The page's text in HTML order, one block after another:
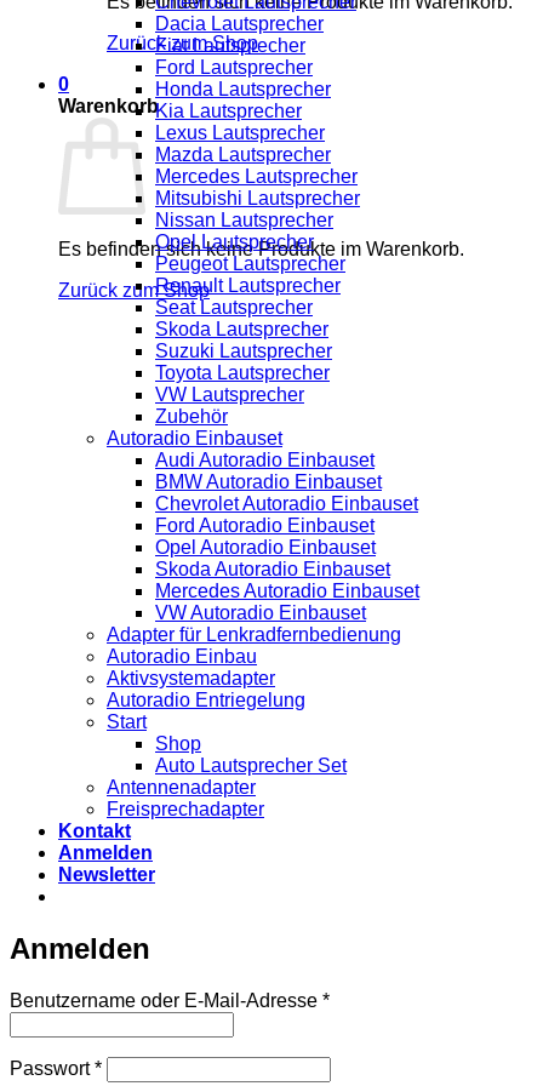
Zurück zum Shop
0
Warenkorb
Es befinden sich keine Produkte im Warenkorb.
Zurück zum Shop
Dacia Lautsprecher
Fiat Lautsprecher
Ford Lautsprecher
Honda Lautsprecher
Kia Lautsprecher
Lexus Lautsprecher
Mazda Lautsprecher
Mercedes Lautsprecher
Mitsubishi Lautsprecher
Nissan Lautsprecher
Opel Lautsprecher
Peugeot Lautsprecher
Renault Lautsprecher
Seat Lautsprecher
Skoda Lautsprecher
Suzuki Lautsprecher
Toyota Lautsprecher
VW Lautsprecher
Zubehör
Autoradio Einbauset
Audi Autoradio Einbauset
BMW Autoradio Einbauset
Chevrolet Autoradio Einbauset
Ford Autoradio Einbauset
Opel Autoradio Einbauset
Skoda Autoradio Einbauset
Mercedes Autoradio Einbauset
VW Autoradio Einbauset
Adapter für Lenkradfernbedienung
Autoradio Einbau
Aktivsystemadapter
Autoradio Entriegelung
Start
Shop
Auto Lautsprecher Set
Antennenadapter
Freisprechadapter
Kontakt
Anmelden
Newsletter
Anmelden
Benutzername oder E-Mail-Adresse *Erforderlich
Passwort*Erforderlich